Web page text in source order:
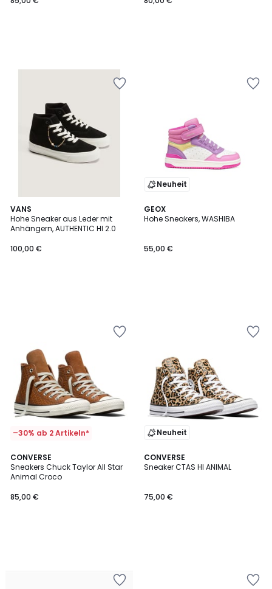
VANS
Hohe Sneaker aus Leder mit
Anhängern, AUTHENTIC HI 2.0
100,00 €
Neuheit
GEOX
Hohe Sneakers, WASHIBA
55,00 €
–30% ab 2 Artikeln*
CONVERSE
Sneakers Chuck Taylor All Star
Animal Croco
85,00 €
Neuheit
CONVERSE
Sneaker CTAS HI ANIMAL
75,00 €